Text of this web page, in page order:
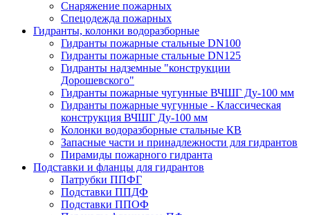
Снаряжение пожарных
Спецодежда пожарных
Гидранты, колонки водоразборные
Гидранты пожарные стальные DN100
Гидранты пожарные стальные DN125
Гидранты надземные "конструкции
Дорошевского"
Гидранты пожарные чугунные ВЧШГ Ду-100 мм
Гидранты пожарные чугунные - Классическая
конструкция ВЧШГ Ду-100 мм
Колонки водоразборные стальные КВ
Запасные части и принадлежности для гидрантов
Пирамиды пожарного гидранта
Подставки и фланцы для гидрантов
Патрубки ППФГ
Подставки ППДФ
Подставки ППОФ